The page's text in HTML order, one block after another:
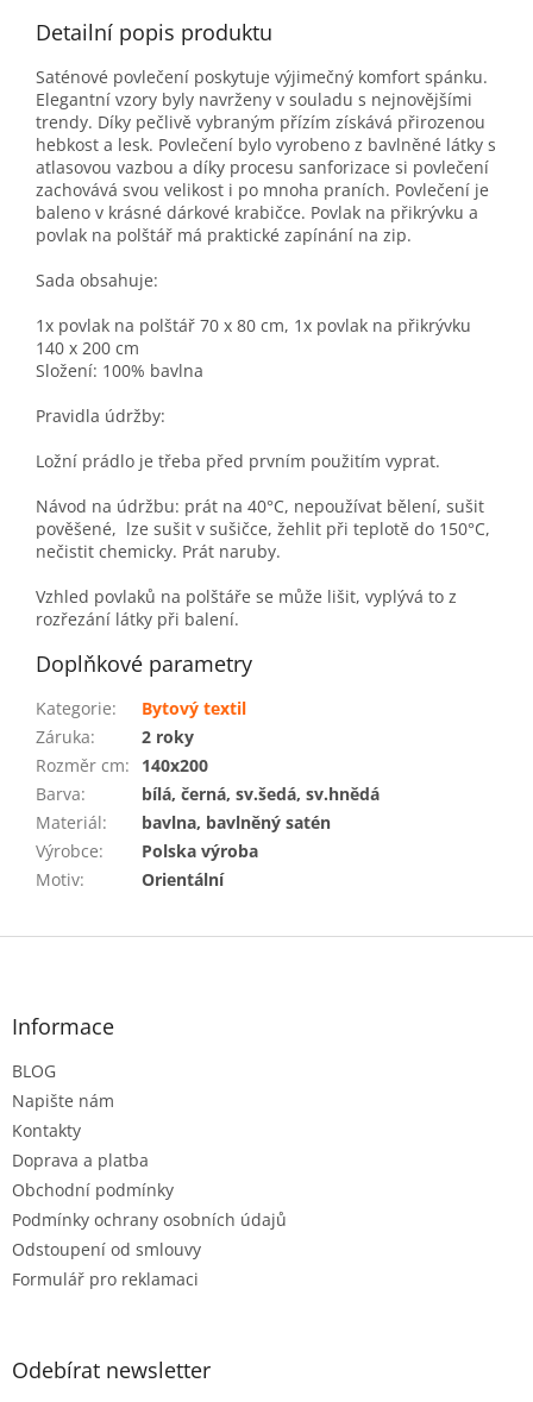
Detailní popis produktu
Saténové povlečení poskytuje výjimečný komfort spánku.
Elegantní vzory byly navrženy v souladu s nejnovějšími
trendy. Díky pečlivě vybraným přízím získává přirozenou
hebkost a lesk. Povlečení bylo vyrobeno z bavlněné látky s
atlasovou vazbou a díky procesu sanforizace si povlečení
zachovává svou velikost i po mnoha praních. Povlečení je
baleno v krásné dárkové krabičce. Povlak na přikrývku a
povlak na polštář má praktické zapínání na zip.
Sada obsahuje:
1x povlak na polštář 70 x 80 cm, 1x povlak na přikrývku
140 x 200 cm
Složení: 100% bavlna
Pravidla údržby:
Ložní prádlo je třeba před prvním použitím vyprat.
Návod na údržbu: prát na 40°C, nepoužívat bělení, sušit
pověšené, lze sušit v sušičce, žehlit při teplotě do 150°C,
nečistit chemicky. Prát naruby.
Vzhled povlaků na polštáře se může lišit, vyplývá to z
rozřezání látky při balení.
Doplňkové parametry
Kategorie:
Bytový textil
Záruka:
2 roky
Rozměr cm:
140x200
Barva:
bílá, černá, sv.šedá, sv.hnědá
Materiál:
bavlna, bavlněný satén
Výrobce:
Polska výroba
Motiv: Orientální
Z
Informace
BLOG
Napište nám
Kontakty
Doprava a platba
Obchodní podmínky
Podmínky ochrany osobních údajů
Odstoupení od smlouvy
Formulář pro reklamaci
Odebírat newsletter